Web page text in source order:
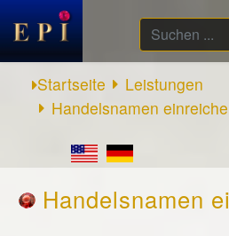
Suchen
...
Startseite
Leistungen
Handelsnamen
Handelsnamen